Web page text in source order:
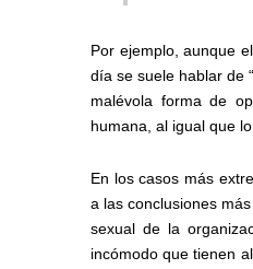
Por ejemplo, aunque
día se suele hablar de
malévola forma de
humana, al igual que
En los casos más
a las conclusiones
sexual de la
incómodo que tienen